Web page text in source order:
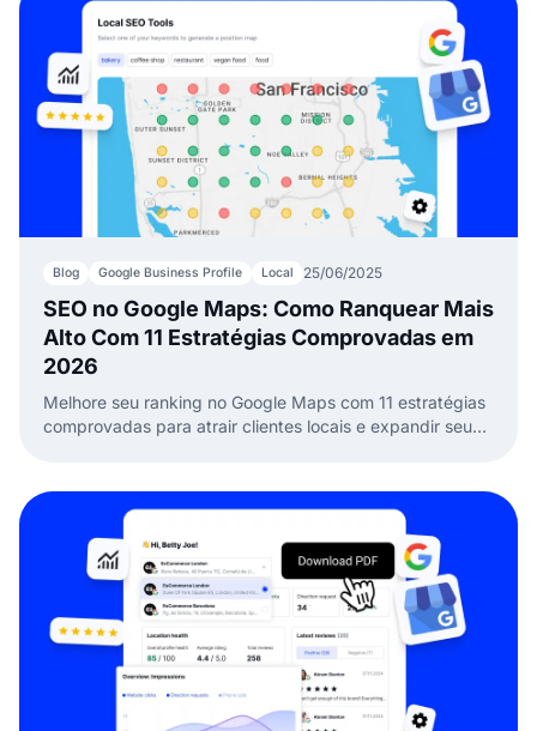
Blog Google Business Profile Local 25/06/2025
SEO no Google Maps: Como Ranquear Mais
Alto Com 11 Estratégias Comprovadas em
2026
Melhore seu ranking no Google Maps com 11 estratégias
comprovadas para atrair clientes locais e expandir seu